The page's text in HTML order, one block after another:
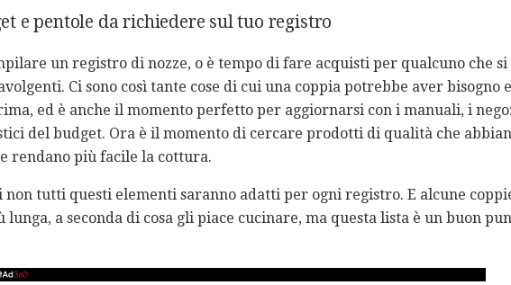
e pentole da richiedere sul tuo registro
un registro di nozze, o è tempo di fare acquisti per qualcuno che si
Ci sono così tante cose di cui una coppia potrebbe aver bisogno
ed è anche il momento perfetto per aggiornarsi con i manuali, i
del budget. Ora è il momento di cercare prodotti di qualità che
rendano più facile la cottura.
non tutti questi elementi saranno adatti per ogni registro. E alcune
a seconda di cosa gli piace cucinare, ma questa lista è un buon